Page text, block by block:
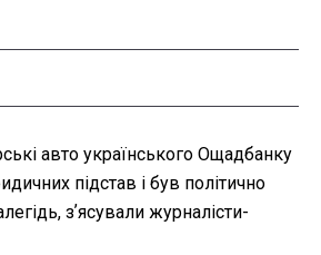
авто українського Ощадбанку
підстав і був політично
зʼясували журналісти-